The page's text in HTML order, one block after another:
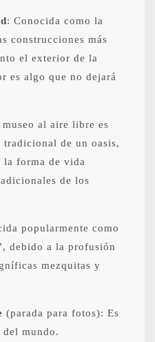
: Conocida como la
construcciones más
el exterior de la
es algo que no dejará
museo al aire libre es
de un oasis,
la forma de vida
de los
popularmente como
debido a la profusión
mezquitas y
(parada para fotos): Es
mundo.